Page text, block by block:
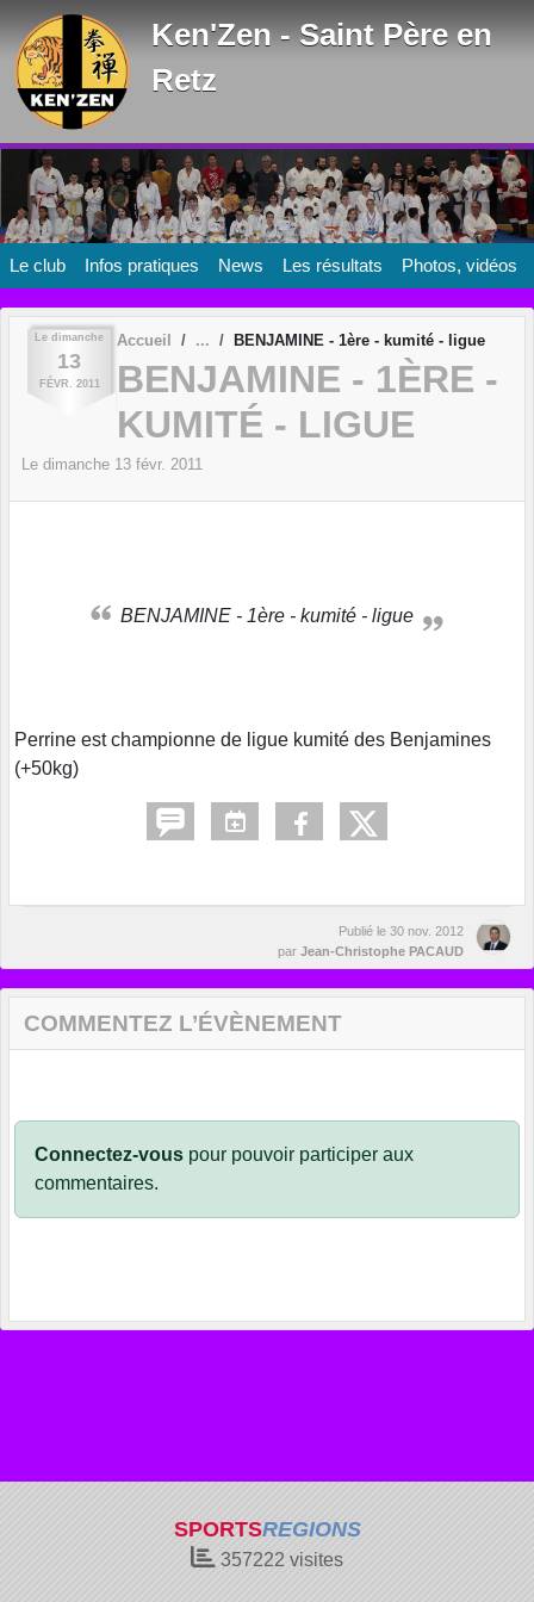
Ken'Zen - Saint Père en
Retz
Le club Infos pratiques News Les résultats Photos, vidéos
Le dimanche
13
FÉVR. 2011
Accueil BENJAMINE - 1ère - kumité - ligue
BENJAMINE - 1ÈRE -
KUMITÉ - LIGUE
Le dimanche 13 févr. 2011
BENJAMINE - 1ère - kumité - ligue
Perrine est championne de ligue kumité des Benjamines
(+50kg)
Publié le 30 nov. 2012
par Jean-Christophe PACAUD
COMMENTEZ L’ÉVÈNEMENT
Connectez-vous pour pouvoir participer aux
commentaires.
SPORTSREGIONS
357222 visites
Panneau de gestion des cookies